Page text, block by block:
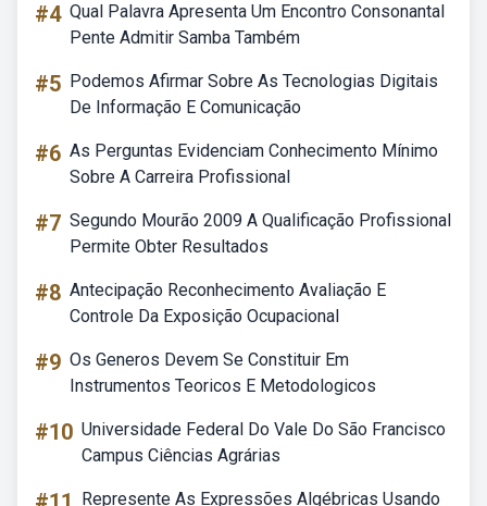
#4 Qual Palavra Apresenta Um Encontro Consonantal
Pente Admitir Samba Também
#5 Podemos Afirmar Sobre As Tecnologias Digitais
De Informação E Comunicação
#6 As Perguntas Evidenciam Conhecimento Mínimo
Sobre A Carreira Profissional
#7 Segundo Mourão 2009 A Qualificação Profissional
Permite Obter Resultados
#8 Antecipação Reconhecimento Avaliação E
Controle Da Exposição Ocupacional
#9 Os Generos Devem Se Constituir Em
Instrumentos Teoricos E Metodologicos
#10 Universidade Federal Do Vale Do São Francisco
Campus Ciências Agrárias
Represente As Expressões Algébricas Usando